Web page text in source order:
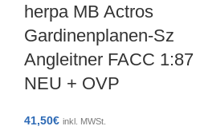
herpa MB Actros
Gardinenplanen-Sz
Angleitner FACC 1:87
NEU + OVP
41,50€ inkl. MWSt.